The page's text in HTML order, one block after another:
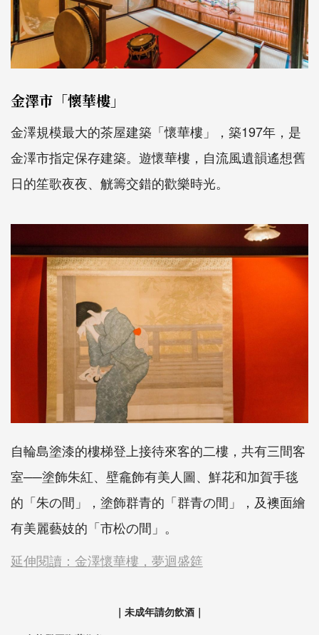
金澤市「懷華樓」
金澤規模最大的茶屋建築「懷華樓」，築197年，是
金澤市指定保存建築。遊懷華樓，自流風遺韻遙想舊
日的笙歌夜夜、觥籌交錯的歡樂時光。
自輪島塗漆的樓梯登上接待來客的二樓，共有三間客
室──塗飾朱紅、壁龕飾有美人圖、鮮花和加賀手毯
的「朱の間」，塗飾群青的「群青の間」，及襖面繪
有美麗藝妓的「市松の間」。
延伸閱讀：金澤懷華樓，夢迴盛筵
｜未成年請勿飲酒｜